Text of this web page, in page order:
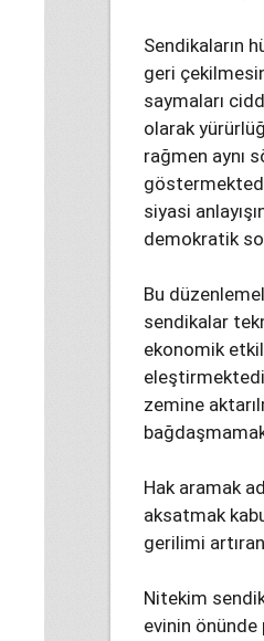
Sendikaların
geri
saymaları
olarak
rağmen aynı
siyasi
demokratik
Bu
sendikalar
ekonomik
zemine
Hak aramak
aksatmak
gerilimi
Nitekim
evinin önünde